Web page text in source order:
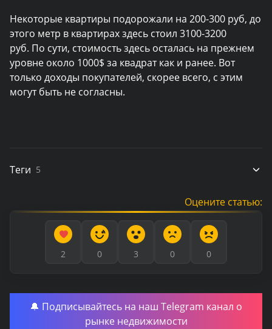
Некоторые квартиры подорожали на 200-300 руб, до
этого метр в квартирах здесь стоил 3100-3200
руб. По сути, стоимость здесь осталась на прежнем
уровне около 1000$ за квадрат как и ранее. Вот
только доходы покупателей, скорее всего, с этим
могут быть не согласны.
Теги 5
Оцените статью:
2 0 3 0 0
🔔 Подписывайтесь на наш Telegram канал о
рынке недвижимости